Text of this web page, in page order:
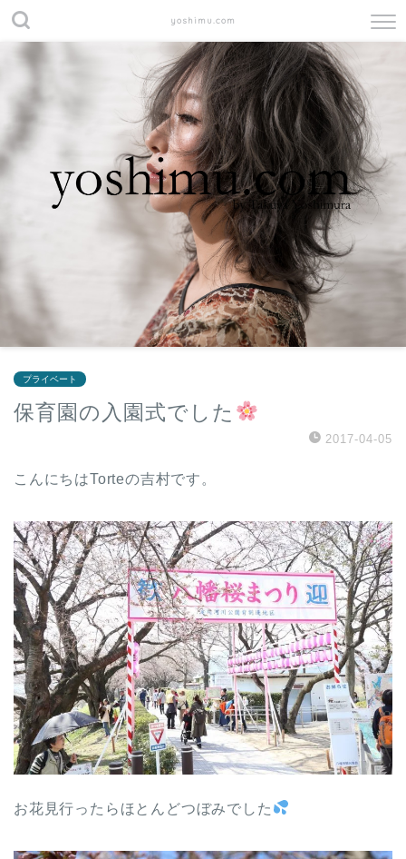
yoshimu.com
プライベート
保育園の入園式でした
2017-04-05
こんにちはTorteの吉村です。
お花見行ったらほとんどつぼみでした